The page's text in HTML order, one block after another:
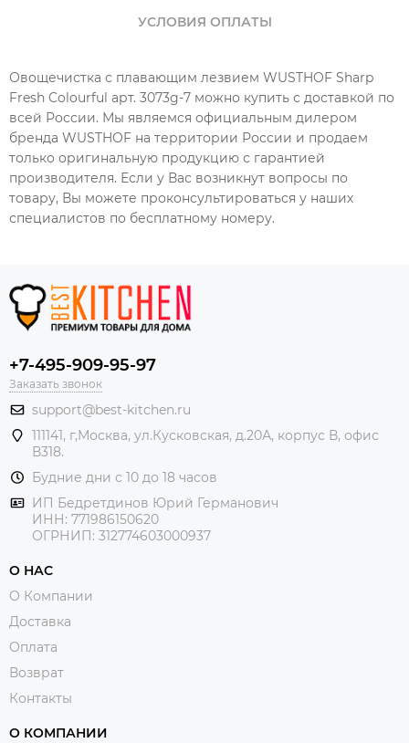
УСЛОВИЯ ОПЛАТЫ
Овощечистка с плавающим лезвием WUSTHOF Sharp
Fresh Colourful арт. 3073g-7 можно купить с доставкой по
всей России. Мы являемся официальным дилером
бренда WUSTHOF на территории России и продаем
только оригинальную продукцию с гарантией
производителя. Если у Вас возникнут вопросы по
товару, Вы можете проконсультироваться у наших
специалистов по бесплатному номеру.
+7-495-909-95-97
Заказать звонок
support@best-kitchen.ru
111141, г,Москва, ул.Кусковская, д.20А, корпус В, офис
В318.
Будние дни с 10 до 18 часов
ИП Бедретдинов Юрий Германович
ИНН: 771986150620
ОГРНИП: 312774603000937
О НАС
О Компании
Доставка
Оплата
Возврат
Контакты
О КОМПАНИИ